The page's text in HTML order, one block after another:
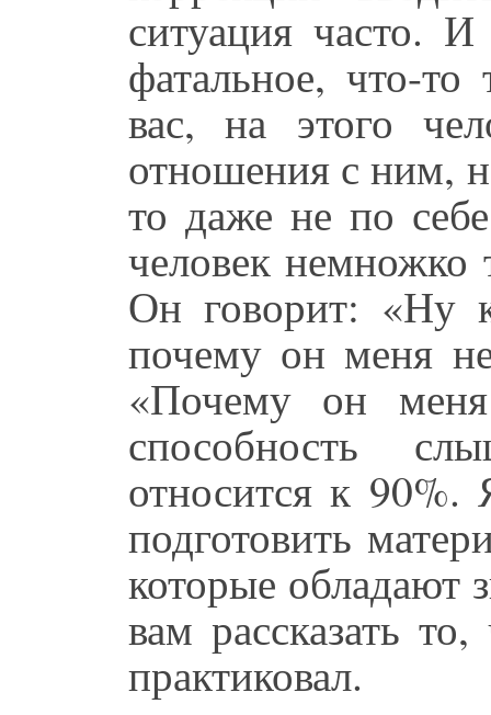
ситуация часто.
фатальное, что-то
вас, на этого
отношения с ним,
то даже не по
человек немножко
Он говорит: «Ну
почему он меня
«Почему он
способность
относится к
подготовить
которые обладают
вам рассказать
практиковал.